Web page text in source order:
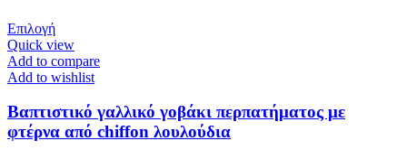
ΕπιλογήΑυτό
το
προϊόν
έχει
παραλλαγές.
επιλογές
Quick view
Add to compare
Add to wishlist
Βαπτιστικό γαλλικό γοβάκι περπατήματος με
φτέρνα από chiffon λουλούδια